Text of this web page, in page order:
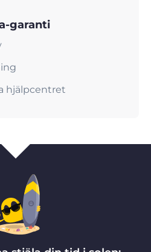
garanti
hjälpcentret